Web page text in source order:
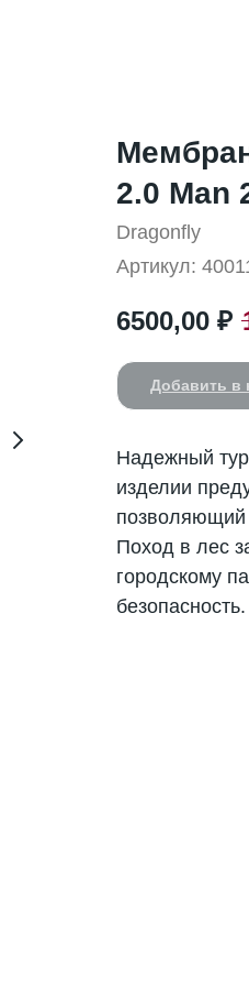
2.0 Man
Dragonfly
Артикул:
6500,00 ₽
Добавить в
Надежный
изделии
позволяющий
Поход в лес
городскому
безопасность.